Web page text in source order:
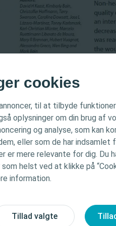
cookies
til at tilbyde
oplysninger om din brug af
og analyse, som kan
eller som de har indsamlet
er mere relevante for dig. Du
helst ved at klikke på
information.
Tillad valgte
formål og er ikke
Ansvaret for
oplysninger om de
af hulrummet.
in chronic wounds